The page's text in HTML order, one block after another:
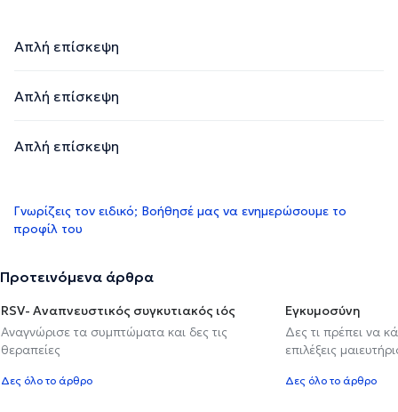
Απλή επίσκεψη
Απλή επίσκεψη
Απλή επίσκεψη
Γνωρίζεις τον ειδικό; Βοήθησέ μας να ενημερώσουμε το
προφίλ του
Προτεινόμενα άρθρα
RSV- Αναπνευστικός συγκυτιακός ιός
Αναγνώρισε τα συμπτώματα και δες τις
θεραπείες
Δες όλο το άρθρο
Εγκυμοσύνη
Δες τι πρέπει να
επιλέξεις
Δες όλο το άρθρο